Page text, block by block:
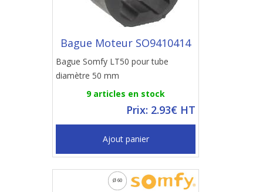
Bague Moteur SO9410414
Bague Somfy LT50 pour tube
diamètre 50 mm
9 articles en stock
Prix: 2.93€ HT
Ajout panier